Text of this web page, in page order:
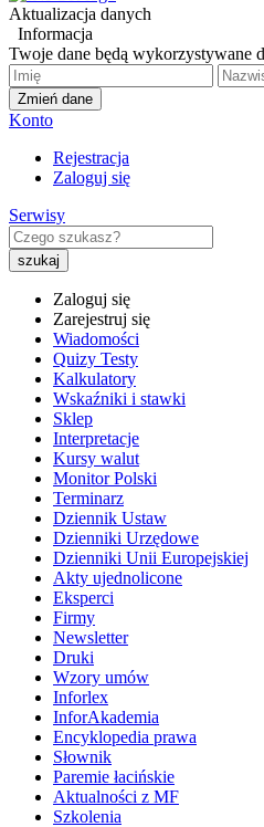
Aktualizacja danych
Informacja
Twoje dane będą wykorzystywane
Zmień dane
Konto
Rejestracja
Zaloguj się
Serwisy
Zaloguj się
Zarejestruj się
Wiadomości
Quizy Testy
Kalkulatory
Wskaźniki i stawki
Sklep
Interpretacje
Kursy walut
Monitor Polski
Terminarz
Dziennik Ustaw
Dzienniki Urzędowe
Dzienniki Unii Europejskiej
Akty ujednolicone
Eksperci
Firmy
Newsletter
Druki
Wzory umów
Inforlex
InforAkademia
Encyklopedia prawa
Słownik
Paremie łacińskie
Aktualności z MF
Szkolenia